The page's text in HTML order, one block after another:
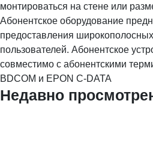
монтироваться на стене или
Абонентское оборудование
предоставления
пользователей. Абонентское
совместимо с абонентскими
BDCOM и EPON C-DATA
Недавно